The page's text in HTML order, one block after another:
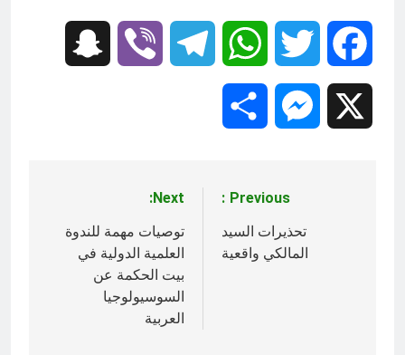
Facebook
Twitter
WhatsApp
Telegram
Viber
Messenger
المقالات
Previous:
تحذيرات السيد
المالكي واقعية
Next:
توصيات مهمة للندوة
العلمية الدولية في
بيت الحكمة عن
السوسيولوجيا
العربية